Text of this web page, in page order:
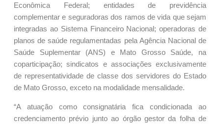
Econômica Federal; entidades de previdência
complementar e seguradoras dos ramos de vida que sejam
integradas ao Sistema Financeiro Nacional; operadoras de
planos de saúde regulamentadas pela Agência Nacional de
Saúde Suplementar (ANS) e Mato Grosso Saúde, na
coparticipação; sindicatos e associações exclusivamente
de representatividade de classe dos servidores do Estado
de Mato Grosso, exceto na modalidade mensalidade.
“A atuação como consignatária fica condicionada ao
credenciamento prévio junto ao órgão gestor da folha de